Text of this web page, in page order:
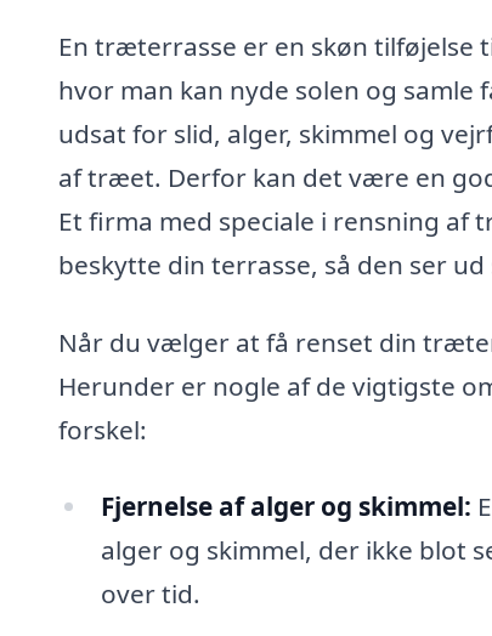
En træterrasse er en skøn tilføjelse
hvor man kan nyde solen og
udsat for slid, alger, skimmel og
af træet. Derfor kan det være en
Et firma med speciale i rensning
beskytte din terrasse, så den ser ud
Når du vælger at få renset din
Herunder er nogle af de vigtigste
forskel:
Fjernelse af alger og skimmel:
alger og skimmel, der ikke blot
over tid.